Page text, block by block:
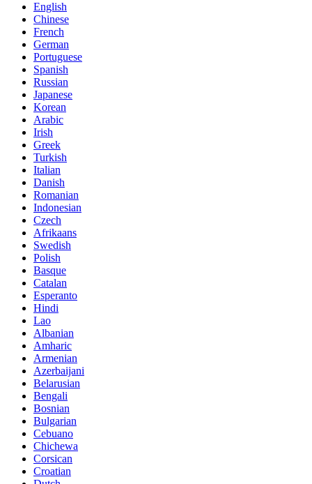
English
Chinese
French
German
Portuguese
Spanish
Russian
Japanese
Korean
Arabic
Irish
Greek
Turkish
Italian
Danish
Romanian
Indonesian
Czech
Afrikaans
Swedish
Polish
Basque
Catalan
Esperanto
Hindi
Lao
Albanian
Amharic
Armenian
Azerbaijani
Belarusian
Bengali
Bosnian
Bulgarian
Cebuano
Chichewa
Corsican
Croatian